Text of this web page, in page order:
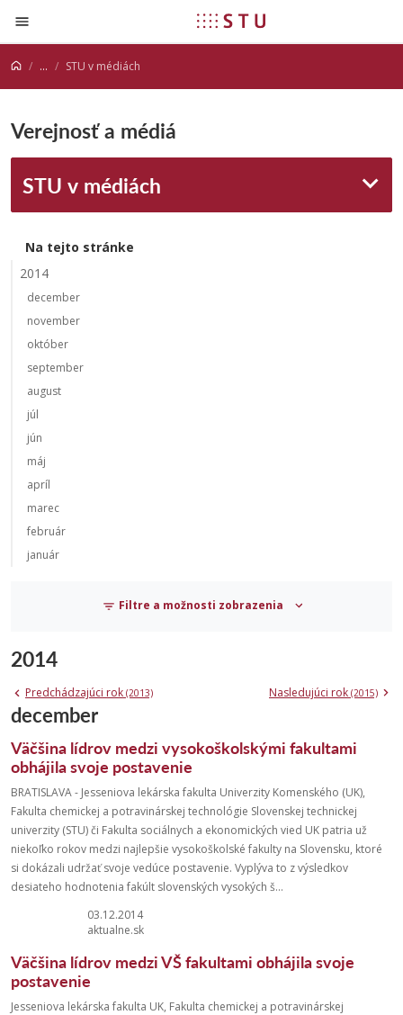
Prejsť na obsah
... STU v médiách
Verejnosť a médiá
STU v médiách
Na tejto stránke
2014
december
november
október
september
august
júl
jún
máj
apríl
marec
február
január
Filtre a možnosti zobrazenia
2014
Predchádzajúci rok (2013) Nasledujúci rok (2015)
december
Väčšina lídrov medzi vysokoškolskými fakultami
obhájila svoje postavenie
BRATISLAVA - Jesseniova lekárska fakulta Univerzity Komenského (UK),
Fakulta chemickej a potravinárskej technológie Slovenskej technickej
univerzity (STU) či Fakulta sociálnych a ekonomických vied UK patria už
niekoľko rokov medzi najlepšie vysokoškolské fakulty na Slovensku, ktoré
si dokázali udržať svoje vedúce postavenie. Vyplýva to z výsledkov
desiateho hodnotenia fakúlt slovenských vysokých š...
03.12.2014
aktualne.sk
Väčšina lídrov medzi VŠ fakultami obhájila svoje
postavenie
Jesseniova lekárska fakulta UK, Fakulta chemickej a potravinárskej